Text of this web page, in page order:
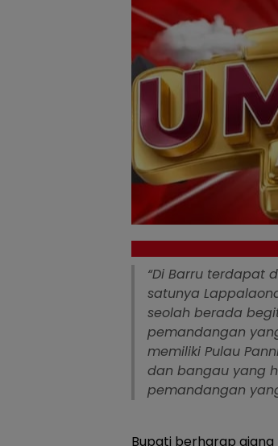
“Di Barru terdapat
satunya
seolah berada
pemandangan
memiliki Pulau
dan bangau yang
pemandangan
Bupati berharap